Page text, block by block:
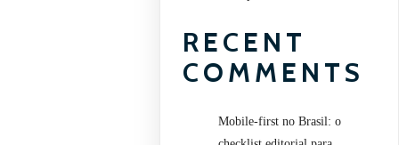
RECENT
COMMENTS
Mobile-first no Brasil: o